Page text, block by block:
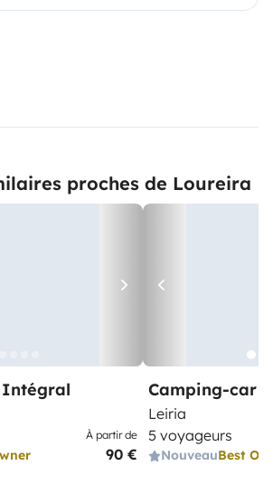
proches de Loureira
À partir de
90 €
Camping-car
Leiria
5 voyageurs
NouveauBest